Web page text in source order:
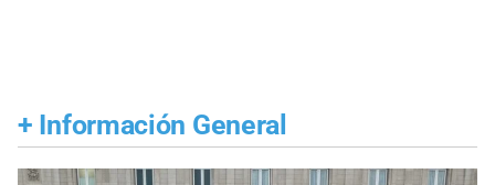
+ Información General